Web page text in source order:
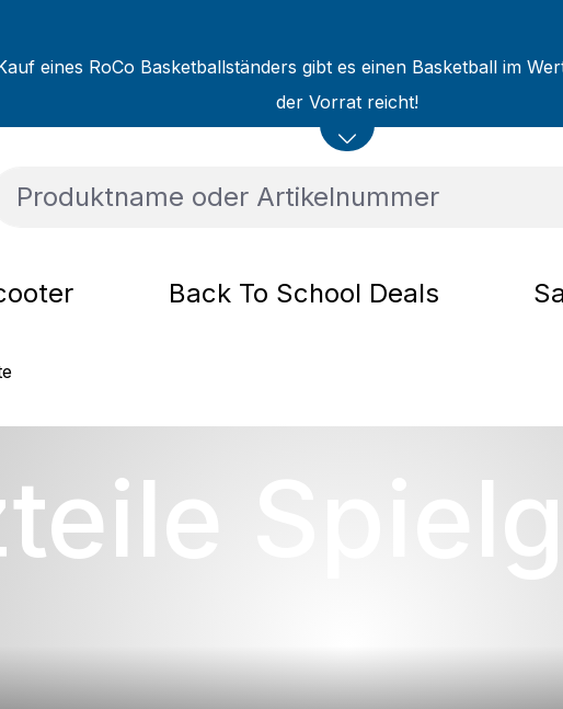
eines RoCo Basketballständers gibt es einen Basketball im
der Vorrat reicht!
Back To School Deals